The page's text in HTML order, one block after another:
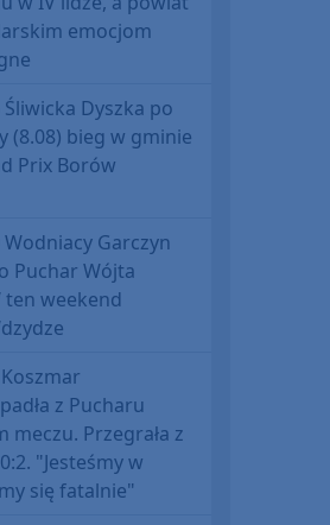
emocjom
Śliwicka Dyszka po
(8.08) bieg w gminie
Prix Borów
Wodniacy Garczyn
Puchar Wójta
ten weekend
Koszmar
z Pucharu
meczu. Przegrała z
"Jesteśmy w
się fatalnie"